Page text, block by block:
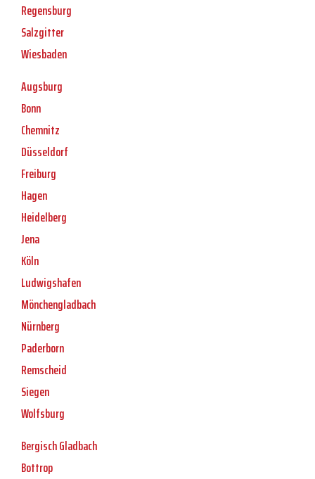
Regensburg
Salzgitter
Wiesbaden
Augsburg
Bonn
Chemnitz
Düsseldorf
Freiburg
Hagen
Heidelberg
Jena
Köln
Ludwigshafen
Mönchengladbach
Nürnberg
Paderborn
Remscheid
Siegen
Wolfsburg
Bergisch Gladbach
Bottrop